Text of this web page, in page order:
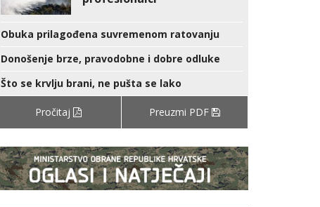
Obuka prilagođena suvremenom ratovanju
Donošenje brze, pravodobne i dobre odluke
Što se krvlju brani, ne pušta se lako
Pročitaj Preuzmi PDF